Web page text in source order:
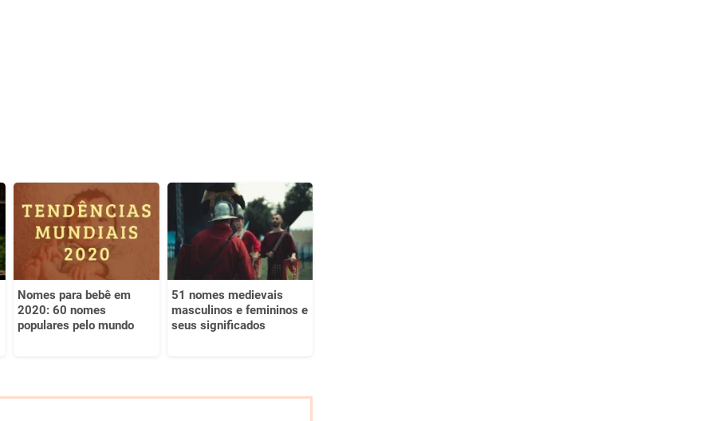
Nomes para bebê em
2020: 60 nomes
populares pelo mundo
51 nomes medievais
masculinos e femininos e
seus significados